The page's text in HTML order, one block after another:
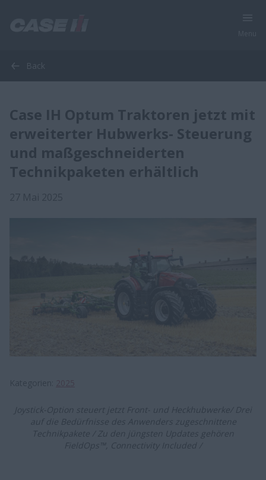
Back
Case IH Optum Traktoren jetzt mit
erweiterter Hubwerks- Steuerung
und maßgeschneiderten
Technikpaketen erhältlich
Joystick-Option steuert jetzt Front- und Heckhubwerke/ Drei
auf die Bedürfnisse des Anwenders zugeschnittene
Technikpakete / Zu den jüngsten Updates gehören
FieldOps™, Connectivity Included /